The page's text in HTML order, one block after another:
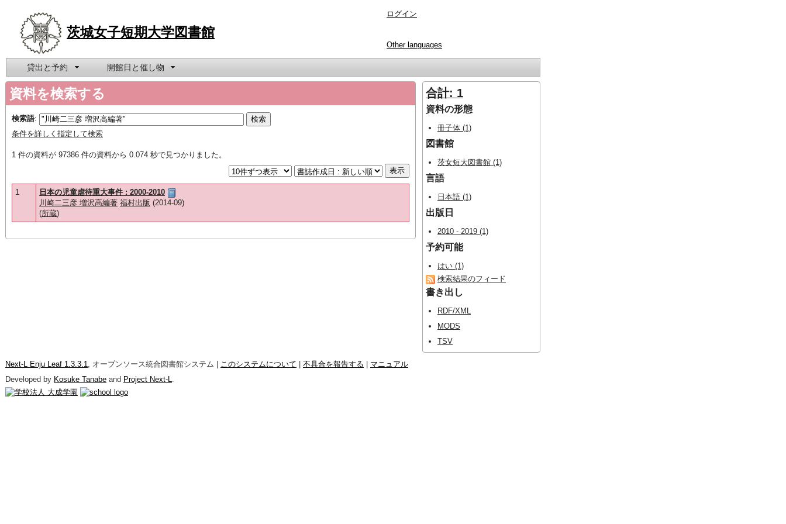
茨城女子短期大学図書館
ログイン
Other languages
貸出と予約 開館日と催し物
資料を検索する
検索語:
条件を詳しく指定して検索
1 件の資料が 97386 件の資料から 0.074 秒で見つかりました。
1
日本の児童虐待重大事件 : 2000-2010
川崎二三彦 増沢高編著 福村出版 (2014-09)
(所蔵)
合計: 1
資料の形態
冊子体 (1)
図書館
茨女短大図書館 (1)
言語
日本語 (1)
出版日
2010 - 2019 (1)
予約可能
はい (1)
検索結果のフィード
書き出し
RDF/XML
MODS
TSV
Next-L Enju Leaf 1.3.3.1, オープンソース統合図書館システム | このシステムについて 不具合を報告する
マニュアル
Developed by Kosuke Tanabe and Project Next-L.